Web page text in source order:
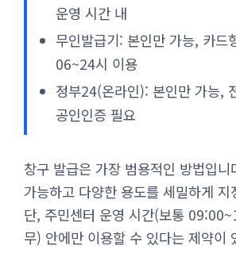
운영 시간 내
무인발급기: 본인만 가능, 카드
06~24시 이용
정부24(온라인): 본인만 가능,
공인인증 필요
창구 발급은 가장 범용적인 방법입
가능하고 다양한 용도를 세밀하게 지
단, 주민센터 운영 시간(보통
무) 안에만 이용할 수 있다는 제약이